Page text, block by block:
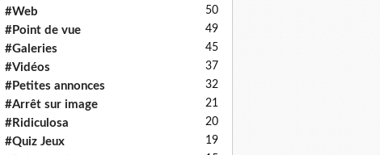
#Web 50
#Point de vue 49
#Galeries 45
#Vidéos 37
#Petites annonces 32
#Arrêt sur image 21
#Ridiculosa 20
#Quiz Jeux 19